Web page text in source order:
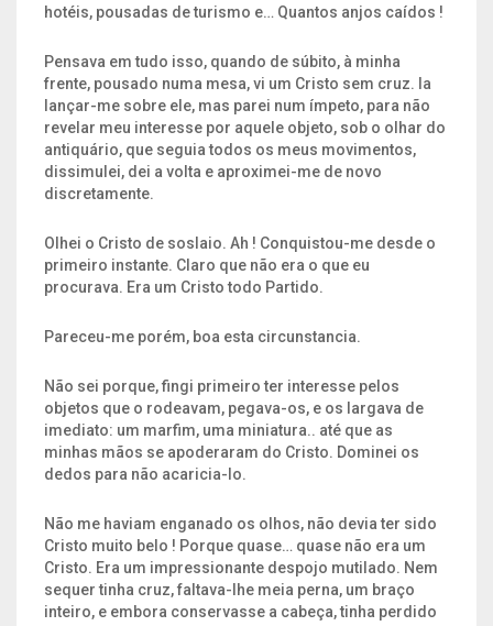
hotéis, pousadas de turismo e… Quantos anjos caídos !
Pensava em tudo isso, quando de súbito, à minha
frente, pousado numa mesa, vi um Cristo sem cruz. Ia
lançar-me sobre ele, mas parei num ímpeto, para não
revelar meu interesse por aquele objeto, sob o olhar do
antiquário, que seguia todos os meus movimentos,
dissimulei, dei a volta e aproximei-me de novo
discretamente.
Olhei o Cristo de soslaio. Ah ! Conquistou-me desde o
primeiro instante. Claro que não era o que eu
procurava. Era um Cristo todo Partido.
Pareceu-me porém, boa esta circunstancia.
Não sei porque, fingi primeiro ter interesse pelos
objetos que o rodeavam, pegava-os, e os largava de
imediato: um marfim, uma miniatura.. até que as
minhas mãos se apoderaram do Cristo. Dominei os
dedos para não acaricia-lo.
Não me haviam enganado os olhos, não devia ter sido
Cristo muito belo ! Porque quase… quase não era um
Cristo. Era um impressionante despojo mutilado. Nem
sequer tinha cruz, faltava-lhe meia perna, um braço
inteiro, e embora conservasse a cabeça, tinha perdido